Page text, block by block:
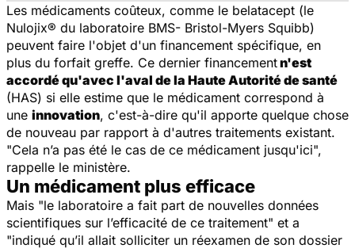
Les médicaments coûteux, comme le belatacept (le
Nulojix® du laboratoire BMS- Bristol-Myers Squibb)
peuvent faire l'objet d'un financement spécifique, en
plus du forfait greffe. Ce dernier financementn'est
accordé qu'avec l'aval de la Haute Autorité de santé
(HAS) si elle estime que le médicament correspond à
une innovation, c'est-à-dire qu'il apporte quelque chose
de nouveau par rapport à d'autres traitements existant.
"Cela n’a pas été le cas de ce médicament jusqu'ici",
rappelle le ministère.
Un médicament plus efficace
Mais "le laboratoire a fait part de nouvelles données
scientifiques sur l’efficacité de ce traitement" et a
"indiqué qu’il allait solliciter un réexamen de son dossier